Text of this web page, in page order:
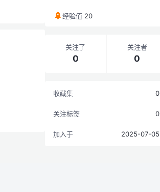
经验值 20
关注了
0
关注者
0
收藏集 0
关注标签 0
加入于 2025-07-05